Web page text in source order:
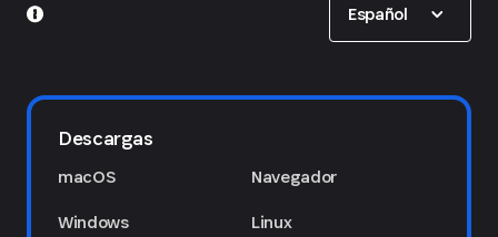
Español
Descargas
macOS
Windows
Navegador
Linux